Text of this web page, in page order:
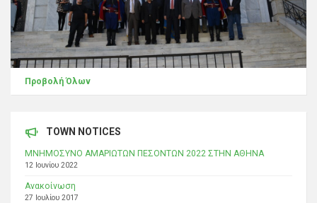
Προβολή Όλων
TOWN NOTICES
ΜΝΗΜΟΣΥΝΟ ΑΜΑΡΙΩΤΩΝ ΠΕΣΟΝΤΩΝ 2022 ΣΤΗΝ ΑΘΗΝΑ
12 Ιουνίου 2022
Ανακοίνωση
27 Ιουλίου 2017